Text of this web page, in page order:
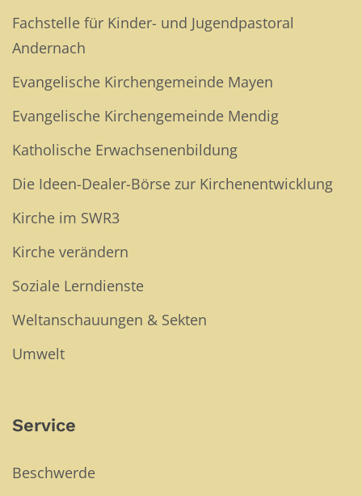
Fachstelle für Kinder- und Jugendpastoral
Andernach
Evangelische Kirchengemeinde Mayen
Evangelische Kirchengemeinde Mendig
Katholische Erwachsenenbildung
Die Ideen-Dealer-Börse zur Kirchenentwicklung
Kirche im SWR3
Kirche verändern
Soziale Lerndienste
Weltanschauungen & Sekten
Umwelt
Service
Beschwerde